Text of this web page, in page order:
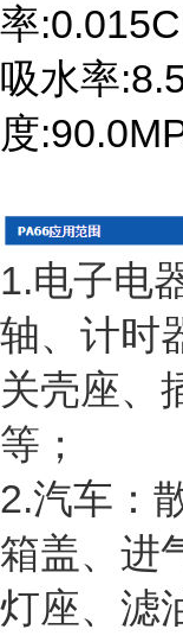
率
吸水率
度
1.电子电
轴、计时
关壳座、
等；
2.汽车：
箱盖、进
灯座、滤